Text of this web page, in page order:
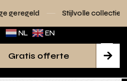
Stijlvolle collecties voor elk interieur
NL EN

Gratis offerte